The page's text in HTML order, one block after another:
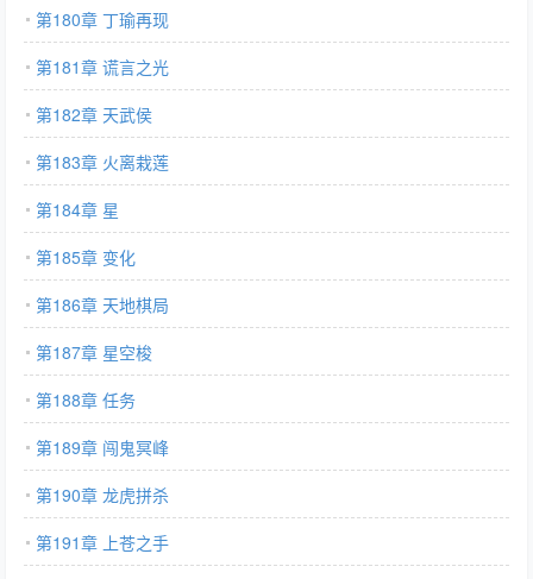
第180章 丁瑜再现
第181章 谎言之光
第182章 天武侯
第183章 火离栽莲
第184章 星
第185章 变化
第186章 天地棋局
第187章 星空梭
第188章 任务
第189章 闯鬼冥峰
第190章 龙虎拼杀
第191章 上苍之手